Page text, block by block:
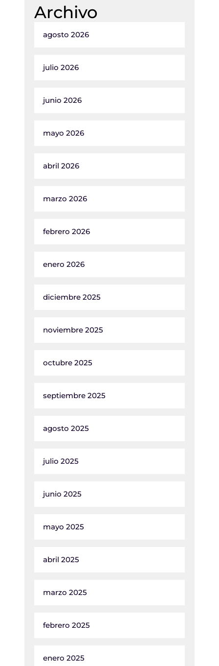
Archivo
agosto 2026
julio 2026
junio 2026
mayo 2026
abril 2026
marzo 2026
febrero 2026
enero 2026
diciembre 2025
noviembre 2025
octubre 2025
septiembre 2025
agosto 2025
julio 2025
junio 2025
mayo 2025
abril 2025
marzo 2025
febrero 2025
enero 2025